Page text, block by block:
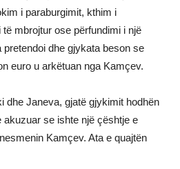
i paraburgimit, kthim i
mbrojtur ose përfundimi i një
dhe gjykata beson se
euro u arkëtuan nga Kamçev.
dhe Janeva, gjatë gjykimit hodhën
akuzuar se ishte një çështje e
Kamçev. Ata e quajtën